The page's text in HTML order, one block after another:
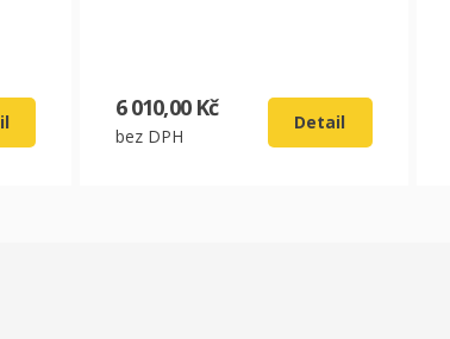
6 010,00 Kč
bez DPH
Detail